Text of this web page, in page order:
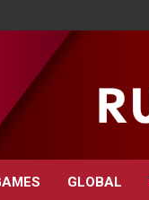
GLOBAL